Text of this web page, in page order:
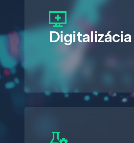
Digitalizácia